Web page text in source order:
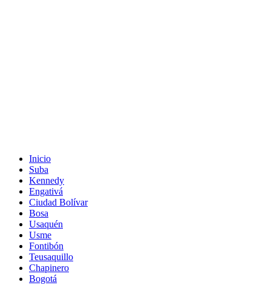
Inicio
Suba
Kennedy
Engativá
Ciudad Bolívar
Bosa
Usaquén
Usme
Fontibón
Teusaquillo
Chapinero
Bogotá